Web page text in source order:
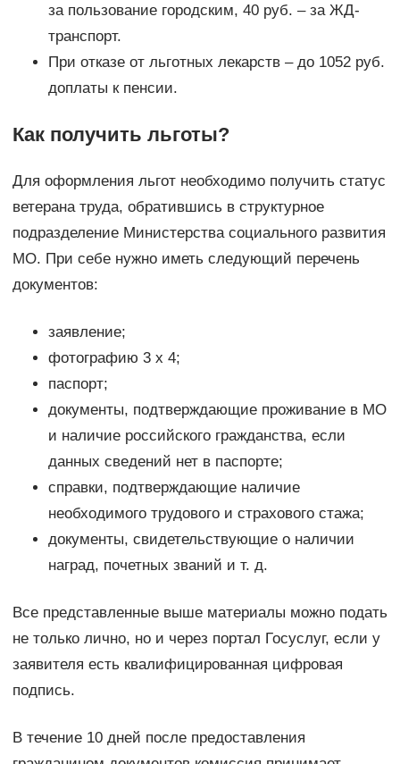
за пользование городским, 40 руб. – за ЖД-
транспорт.
При отказе от льготных лекарств – до 1052 руб.
доплаты к пенсии.
Как получить льготы?
Для оформления льгот необходимо получить статус
ветерана труда, обратившись в структурное
подразделение Министерства социального развития
МО. При себе нужно иметь следующий перечень
документов:
заявление;
фотографию 3 х 4;
паспорт;
документы, подтверждающие проживание в МО
и наличие российского гражданства, если
данных сведений нет в паспорте;
справки, подтверждающие наличие
необходимого трудового и страхового стажа;
документы, свидетельствующие о наличии
наград, почетных званий и т. д.
Все представленные выше материалы можно подать
не только лично, но и через портал Госуслуг, если у
заявителя есть квалифицированная цифровая
подпись.
В течение 10 дней после предоставления